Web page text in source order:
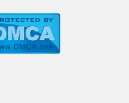
280 115 để sở hữu
FV-20AL1 với giá